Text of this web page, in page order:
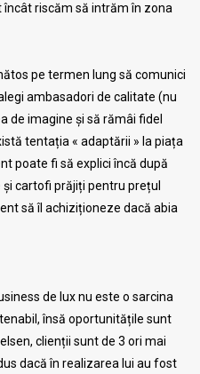
riscăm să intrăm în zona
pe termen lung să comunici
ambasadori de calitate (nu
de imagine și să rămâi fidel
tentația « adaptării » la piața
poate fi să explici încă după
cartofi prăjiți pentru prețul
să îl achiziționeze dacă abia
de lux nu este o sarcina
însă oportunitățile sunt
clienții sunt de 3 ori mai
dacă în realizarea lui au fost